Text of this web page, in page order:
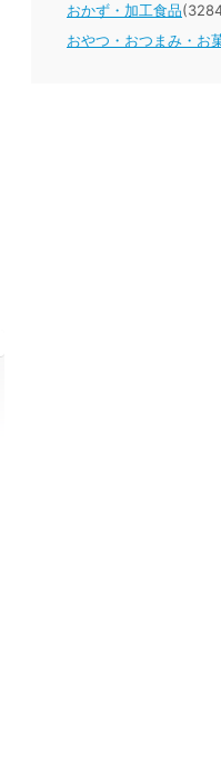
おかず・加工食品
おやつ・おつまみ・お